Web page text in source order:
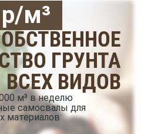
м³
ГРУНТА
ВСЕХ ВИДОВ
м³ в неделю
самосвалы для
материалов